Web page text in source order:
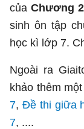
củaChương
sinh ôn tập
học kì lớp 7.
Ngoài ra
khảo thêm
7, Đề thi giữa
7, ....